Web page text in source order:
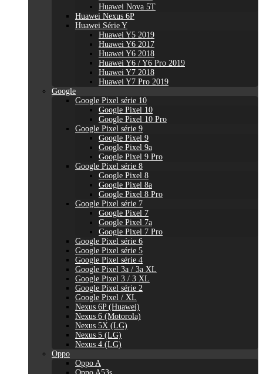
Huawei Nova 5T
Huawei Nexus 6P
Huawei Série Y
Huawei Y5 2019
Huawei Y6 2017
Huawei Y6 2018
Huawei Y6 / Y6 Pro 2019
Huawei Y7 2018
Huawei Y7 Pro 2019
Google
Google Pixel série 10
Google Pixel 10
Google Pixel 10 Pro
Google Pixel série 9
Google Pixel 9
Google Pixel 9a
Google Pixel 9 Pro
Google Pixel série 8
Google Pixel 8
Google Pixel 8a
Google Pixel 8 Pro
Google Pixel série 7
Google Pixel 7
Google Pixel 7a
Google Pixel 7 Pro
Google Pixel série 6
Google Pixel série 5
Google Pixel série 4
Google Pixel 3a / 3a XL
Google Pixel 3 / 3 XL
Google Pixel série 2
Google Pixel / XL
Nexus 6P (Huawei)
Nexus 6 (Motorola)
Nexus 5X (LG)
Nexus 5 (LG)
Nexus 4 (LG)
Oppo
Oppo A